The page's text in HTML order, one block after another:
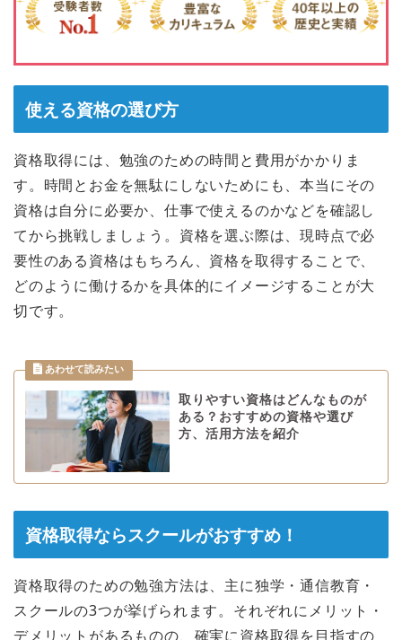
使える資格の選び方
資格取得には、勉強のための時間と費用がかかりま
す。時間とお金を無駄にしないためにも、本当にその
資格は自分に必要か、仕事で使えるのかなどを確認し
てから挑戦しましょう。資格を選ぶ際は、現時点で必
要性のある資格はもちろん、資格を取得することで、
どのように働けるかを具体的にイメージすることが大
切です。
取りやすい資格はどんなものが
ある？おすすめの資格や選び
方、活用方法を紹介
資格取得ならスクールがおすすめ！
資格取得のための勉強方法は、主に独学・通信教育・
スクールの3つが挙げられます。それぞれにメリット・
デメリットがあるものの、確実に資格取得を目指すの